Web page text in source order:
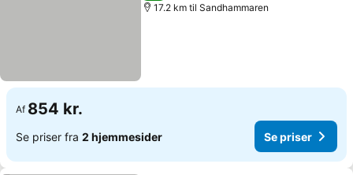
17.2 km til Sandhammaren
Af 854 kr.
Se priser fra 2 hjemmesider Se priser